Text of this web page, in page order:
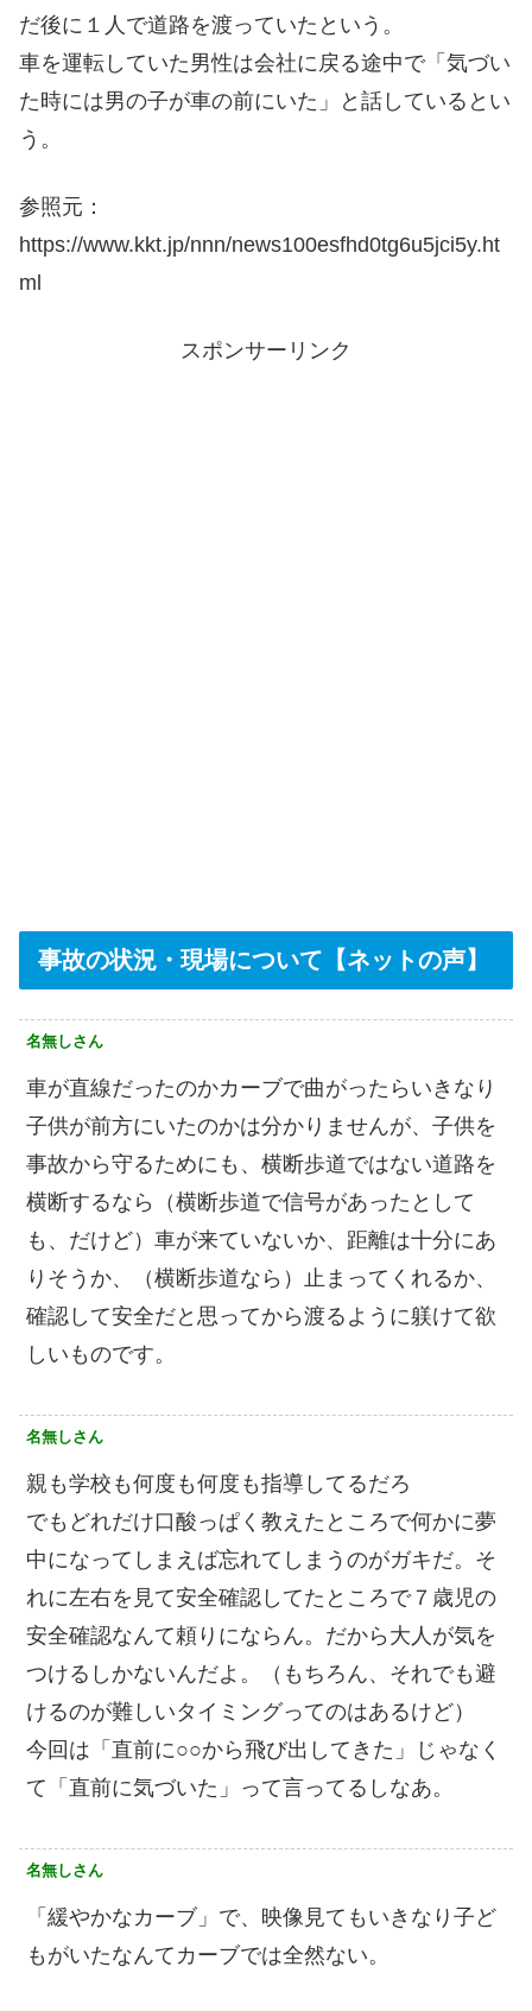
だ後に１人で道路を渡っていたという。
車を運転していた男性は会社に戻る途中で「気づい
た時には男の子が車の前にいた」と話しているとい
う。
参照元：
https://www.kkt.jp/nnn/news100esfhd0tg6u5jci5y.ht
ml
スポンサーリンク
事故の状況・現場について【ネットの声】
名無しさん
車が直線だったのかカーブで曲がったらいきなり
子供が前方にいたのかは分かりませんが、子供を
事故から守るためにも、横断歩道ではない道路を
横断するなら（横断歩道で信号があったとして
も、だけど）車が来ていないか、距離は十分にあ
りそうか、（横断歩道なら）止まってくれるか、
確認して安全だと思ってから渡るように躾けて欲
しいものです。
名無しさん
親も学校も何度も何度も指導してるだろ
でもどれだけ口酸っぱく教えたところで何かに夢
中になってしまえば忘れてしまうのがガキだ。そ
れに左右を見て安全確認してたところで７歳児の
安全確認なんて頼りにならん。だから大人が気を
つけるしかないんだよ。（もちろん、それでも避
けるのが難しいタイミングってのはあるけど）
今回は「直前に○○から飛び出してきた」じゃなく
て「直前に気づいた」って言ってるしなあ。
名無しさん
「緩やかなカーブ」で、映像見てもいきなり子ど
もがいたなんてカーブでは全然ない。